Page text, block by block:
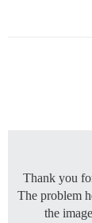
Thank you
The problem
the